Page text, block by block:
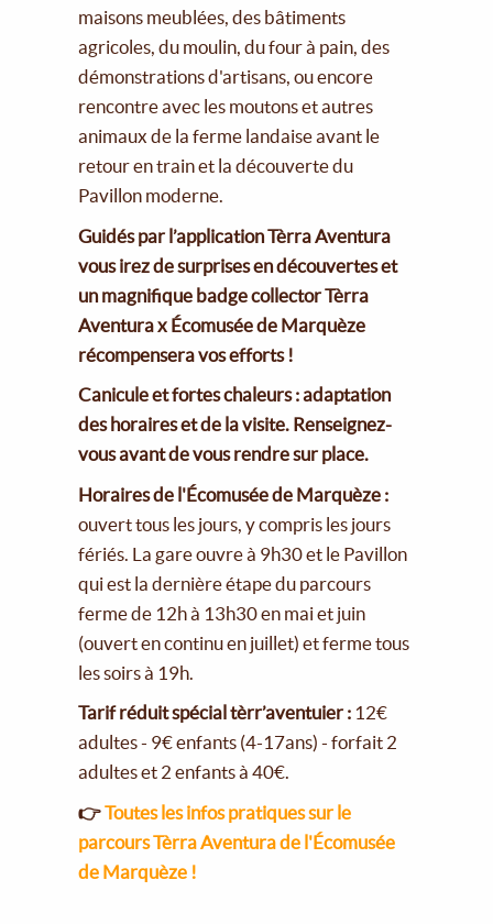
maisons meublées, des bâtiments
agricoles, du moulin, du four à pain, des
démonstrations d'artisans, ou encore
rencontre avec les moutons et autres
animaux de la ferme landaise avant le
retour en train et la découverte du
Pavillon moderne.
Guidés par l’application Tèrra Aventura
vous irez de surprises en découvertes et
un magnifique badge collector Tèrra
Aventura x Écomusée de Marquèze
récompensera vos efforts !
Canicule et fortes chaleurs : adaptation
des horaires et de la visite. Renseignez-
vous avant de vous rendre sur place.
Horaires de l'Écomusée de Marquèze :
ouvert tous les jours, y compris les jours
fériés. La gare ouvre à 9h30 et le Pavillon
qui est la dernière étape du parcours
ferme de 12h à 13h30 en mai et juin
(ouvert en continu en juillet) et ferme tous
les soirs à 19h.
Tarif réduit spécial tèrr’aventuier : 12€
adultes - 9€ enfants (4-17ans) - forfait 2
adultes et 2 enfants à 40€.
👉Toutes les infos pratiques sur le
parcours Tèrra Aventura de l'Écomusée
de Marquèze !